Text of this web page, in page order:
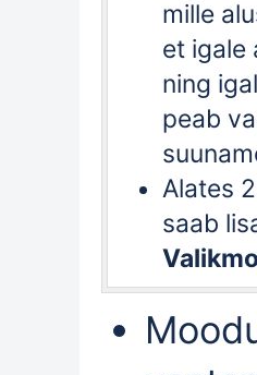
mille
et igale
ning
peab
Alates
saab